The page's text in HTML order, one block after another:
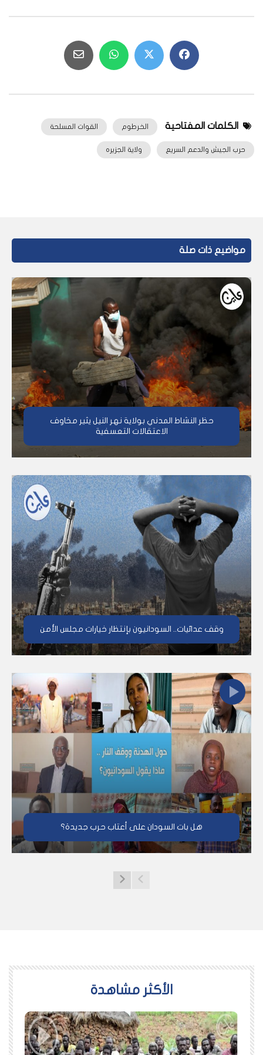
الكلمات المفتاحية الخرطوم القوات المسلحة
حرب الجيش والدعم السريع ولاية الجزيره
مواضيع ذات صلة
حظر النشاط المدني بولاية نهر النيل يثير مخاوف
الاعتقالات التعسفية
وقف عدائيات.. السودانيون بإنتظار خيارات مجلس الأمن
هل بات السودان على أعتاب حرب جديدة؟
اﻷكثر مشاهدة